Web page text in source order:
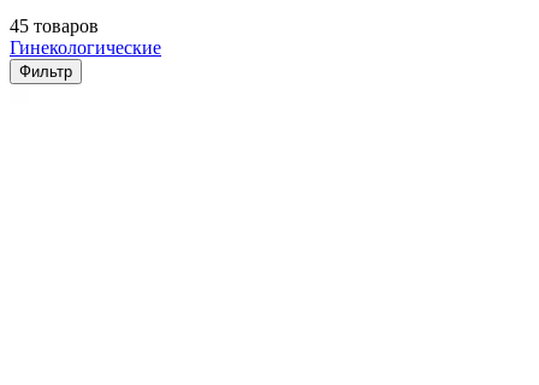
45 товаров
Гинекологические
Фильтр